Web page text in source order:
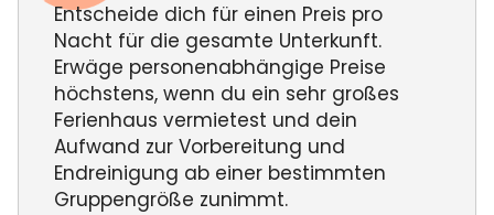
Entscheide dich für einen Preis pro
Nacht für die gesamte Unterkunft.
Erwäge personenabhängige Preise
höchstens, wenn du ein sehr großes
Ferienhaus vermietest und dein
Aufwand zur Vorbereitung und
Endreinigung ab einer bestimmten
Gruppengröße zunimmt.